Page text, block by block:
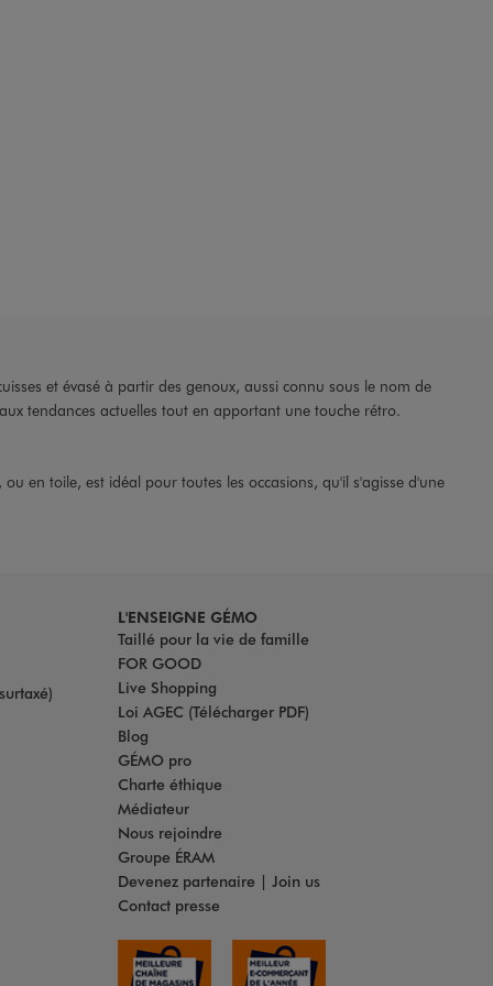
et évasé à partir des genoux, aussi connu sous le nom de
tendances actuelles tout en apportant une touche rétro.
ou en toile, est idéal pour toutes les occasions, qu'il s'agisse d'une
L'ENSEIGNE GÉMO
Taillé pour la vie de famille
FOR GOOD
Live Shopping
Loi AGEC (Télécharger PDF)
Blog
GÉMO pro
Charte éthique
Médiateur
Nous rejoindre
Groupe ÉRAM
Devenez partenaire | Join us
Contact presse